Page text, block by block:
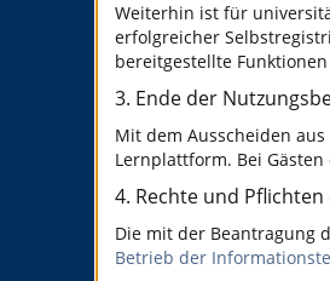
Weiterhin ist für
erfolgreicher
bereitgestellte
3. Ende der
Mit dem Ausscheiden
Lernplattform. Bei
4. Rechte und
Die mit der Beantragung
Betrieb der